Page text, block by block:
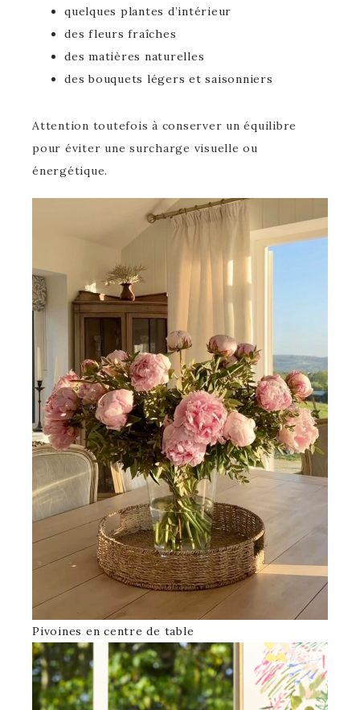
quelques plantes d’intérieur
des fleurs fraîches
des matières naturelles
des bouquets légers et saisonniers
Attention toutefois à conserver un équilibre
pour éviter une surcharge visuelle ou
énergétique.
Pivoines en centre de table